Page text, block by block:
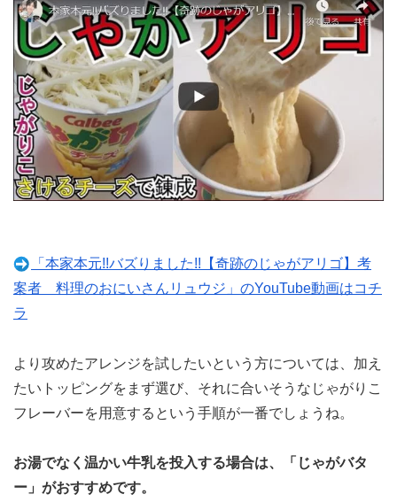
「本家本元!!バズりました!!【奇跡のじゃがアリゴ】考
案者 料理のおにいさんリュウジ」のYouTube動画はコチ
ラ
より攻めたアレンジを試したいという方については、加え
たいトッピングをまず選び、それに合いそうなじゃがりこ
フレーバーを用意するという手順が一番でしょうね。
お湯でなく温かい牛乳を投入する場合は、「じゃがバタ
ー」がおすすめです。